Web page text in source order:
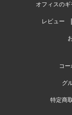
オフィスのギ
レビュー
コ
グ
特定商